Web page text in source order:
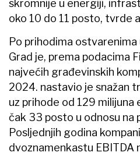
skromnije u energiji,
oko 10 do 11 posto, tvrde
Po prihodima
Grad je, prema podacima
najvećih građevinskih
2024. nastavio je snažan
uz prihode od 129 milijuna
čak 33 posto u odnosu na
Posljednjih godina
dvoznamenkastu EBITDA